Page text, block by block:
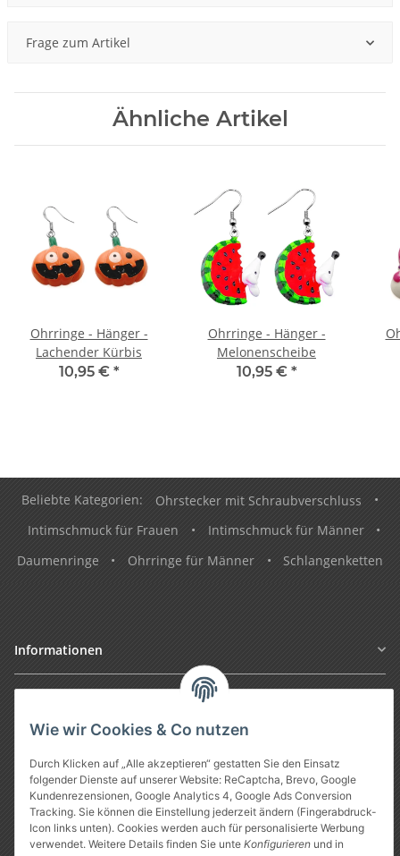
Wie wir Cookies & Co nutzen
Durch Klicken auf „Alle akzeptieren“ gestatten Sie den Einsatz
folgender Dienste auf unserer Website: ReCaptcha, Brevo, Google
Kundenrezensionen, Google Analytics 4, Google Ads Conversion
Tracking. Sie können die Einstellung jederzeit ändern (Fingerabdruck-
Icon links unten). Cookies werden auch für personalisierte Werbung
verwendet. Weitere Details finden Sie unte Konfigurieren und in
Frage zum Artikel
Ähnliche Artikel
Ohrringe - Hänger -
Lachender Kürbis
10,95 € *
Ohrringe - Hänger -
Melonenscheibe
10,95 € *
Beliebte Kategorien: Ohrstecker mit Schraubverschluss
•
Intimschmuck für Frauen
• Intimschmuck für Männer
•
Daumenringe
• Ohrringe für Männer • Schlangenketten
Informationen